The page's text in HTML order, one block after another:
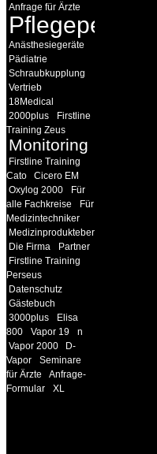
Anfrage für Ärzte
Pflegepersonal
Anästhesiegeräte
Pädiatrie
Schraubkupplung
Vertrieb
18Medical
2000plus
Firstline
Training Zeus
Monitoring
Firstline Training
Cato
Cicero EM
Oxylog 2000
Für
alle Fachkreise
Für
Medizintechniker
Medizinprodukteberater
Die Firma
Partner
Firstline Training
Perseus
Datenschutz
Gästebuch
3000plus
Elisa
800
Vapor 19
n
Vapor 2000
D-
Vapor
Seminare
für Ärzte
Anfrage-
Formular
XL